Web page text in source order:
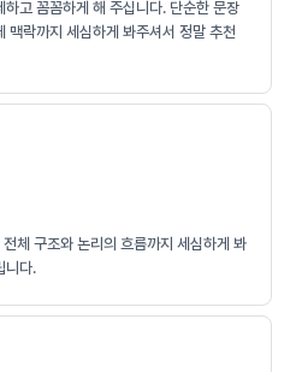
고 꼼꼼하게 해 주십니다. 단순한 문장
맥락까지 세심하게 봐주셔서 정말 추천
체 구조와 논리의 흐름까지 세심하게 봐
니다.